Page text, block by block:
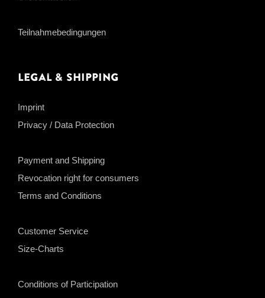
Teilnahmebedingungen
Legal & Shipping
Imprint
Privacy / Data Protection
Payment and Shipping
Revocation right for consumers
Terms and Conditions
Customer Service
Size-Charts
Conditions of Participation